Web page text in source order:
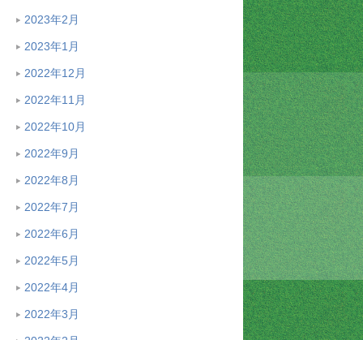
2023年2月
2023年1月
2022年12月
2022年11月
2022年10月
2022年9月
2022年8月
2022年7月
2022年6月
2022年5月
2022年4月
2022年3月